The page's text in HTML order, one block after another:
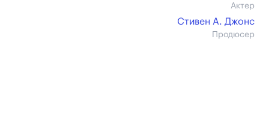
Актер
Стивен А. Джонс
Продюсер